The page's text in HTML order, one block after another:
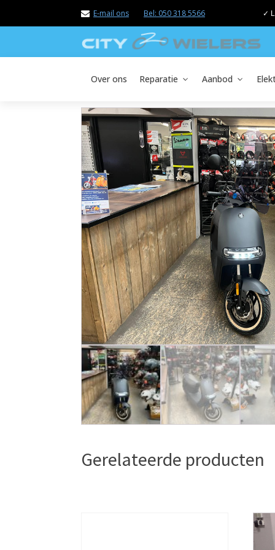
E-mail ons Bel: 050 318 5566 ✓
Over ons Reparatie Aanbod
Gerelateerde producten